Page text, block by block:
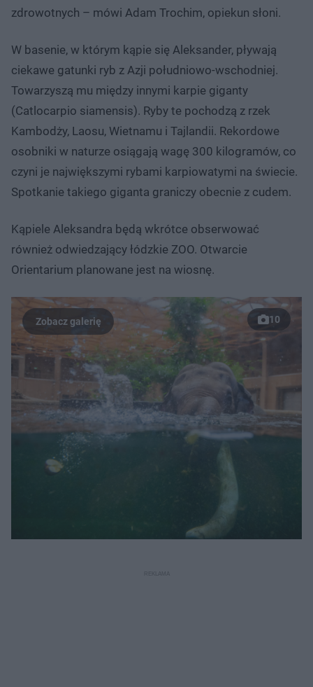
zdrowotnych – mówi Adam Trochim, opiekun słoni.
W basenie, w którym kąpie się Aleksander, pływają
ciekawe gatunki ryb z Azji południowo-wschodniej.
Towarzyszą mu między innymi karpie giganty
(Catlocarpio siamensis). Ryby te pochodzą z rzek
Kambodży, Laosu, Wietnamu i Tajlandii. Rekordowe
osobniki w naturze osiągają wagę 300 kilogramów, co
czyni je największymi rybami karpiowatymi na świecie.
Spotkanie takiego giganta graniczy obecnie z cudem.
Kąpiele Aleksandra będą wkrótce obserwować
również odwiedzający łódzkie ZOO. Otwarcie
Orientarium planowane jest na wiosnę.
10